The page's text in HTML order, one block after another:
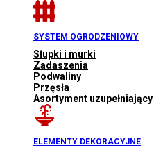
SYSTEM OGRODZENIOWY
Słupki i murki
Zadaszenia
Podwaliny
Przęsła
Asortyment uzupełniający
ELEMENTY DEKORACYJNE